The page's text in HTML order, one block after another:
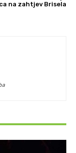
na zahtjev Brisela